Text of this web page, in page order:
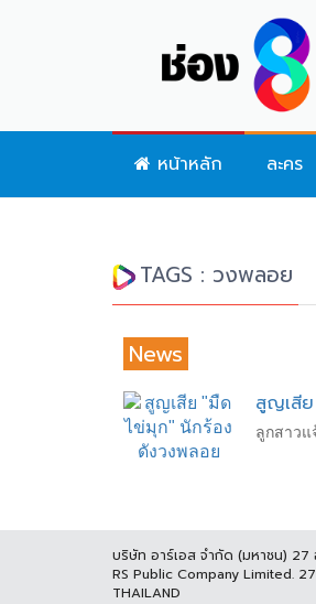
หน้าหลัก ละคร
TAGS : วงพลอย
News
สูญเสี
ลูกสาวแ
บริษัท อาร์เอส จำกัด (มหาชน) 27
RS Public Company Limited.
THAILAND